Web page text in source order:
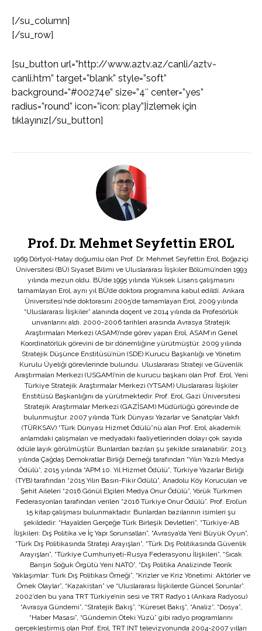
[/su_column]
[/su_row]
[su_button url=”http://www.aztv.az/canli/aztv-
canli.htm” target=”blank” style=”soft”
background=”#00274e” size=”4″ center=”yes”
radius=”round” icon=”icon: play”]İzlemek için
tıklayınız[/su_button]
Prof. Dr. Mehmet Seyfettin EROL
1969 Dörtyol-Hatay doğumlu olan Prof. Dr. Mehmet Seyfettin Erol, Boğaziçi
Üniversitesi (BÜ) Siyaset Bilimi ve Uluslararası İlişkiler Bölümü’nden 1993
yılında mezun oldu. BÜ’de 1995 yılında Yüksek Lisans çalışmasını
tamamlayan Erol, aynı yıl BÜ’de doktora programına kabul edildi. Ankara
Üniversitesi’nde doktorasını 2005’de tamamlayan Erol, 2009 yılında
“Uluslararası İlişkiler” alanında doçent ve 2014 yılında da Profesörlük
unvanlarını aldı. 2000-2006 tarihleri arasında Avrasya Stratejik
Araştırmaları Merkezi (ASAM)’nde görev yapan Erol, ASAM’ın Genel
Koordinatörlük görevini de bir dönemliğine yürütmüştür. 2009 yılında
Stratejik Düşünce Enstitüsü’nün (SDE) Kurucu Başkanlığı ve Yönetim
Kurulu Üyeliği görevlerinde bulundu. Uluslararası Strateji ve Güvenlik
Araştırmaları Merkezi (USGAM)’nin de kurucu başkanı olan Prof. Erol, Yeni
Türkiye Stratejik Araştırmalar Merkezi (YTSAM) Uluslararası İlişkiler
Enstitüsü Başkanlığını da yürütmektedir. Prof. Erol, Gazi Üniversitesi
Stratejik Araştırmalar Merkezi (GAZİSAM) Müdürlüğü görevinde de
bulunmuştur. 2007 yılında Türk Dünyası Yazarlar ve Sanatçılar Vakfı
(TÜRKSAV) “Türk Dünyası Hizmet Ödülü”nü alan Prof. Erol, akademik
anlamdaki çalışmaları ve medyadaki faaliyetlerinden dolayı çok sayıda
ödüle layık görülmüştür. Bunlardan bazıları şu şekilde sıralanabilir: 2013
yılında Çağdaş Demokratlar Birliği Derneği tarafından “Yılın Yazılı Medya
Ödülü”, 2015 yılında “APM 10. Yıl Hizmet Ödülü”, Türkiye Yazarlar Birliği
(TYB) tarafından “2015 Yılın Basın-Fikir Ödülü”, Anadolu Köy Korucuları ve
Şehit Aileleri “2016 Gönül Elçileri Medya Onur Ödülü”, Yörük Türkmen
Federasyonları tarafından verilen “2016 Türkiye Onur Ödülü”. Prof. Erol’un
15 kitap çalışması bulunmaktadır. Bunlardan bazılarının isimleri şu
şekildedir: “Hayalden Gerçeğe Türk Birleşik Devletleri”, “Türkiye-AB
İlişkileri: Dış Politika ve İç Yapı Sorunsalları”, “Avrasya’da Yeni Büyük Oyun”,
“Türk Dış Politikasında Strateji Arayışları”, “Türk Dış Politikasında Güvenlik
Arayışları”, “Türkiye Cumhuriyeti-Rusya Federasyonu İlişkileri”, “Sıcak
Barışın Soğuk Örgütü Yeni NATO”, “Dış Politika Analizinde Teorik
Yaklaşımlar: Türk Dış Politikası Örneği”, “Krizler ve Kriz Yönetimi: Aktörler ve
Örnek Olaylar”, “Kazakistan” ve “Uluslararası İlişkilerde Güncel Sorunlar”.
2002’den bu yana TRT Türkiye’nin sesi ve TRT Radyo 1 (Ankara Radyosu)
“Avrasya Gündemi”, “Stratejik Bakış”, “Küresel Bakış”, “Analiz”, “Dosya”,
“Haber Masası”, “Gündemin Öteki Yüzü” gibi radyo programlarını
gerçekleştirmiş olan Prof. Erol, TRT INT televizyonunda 2004-2007 yılları